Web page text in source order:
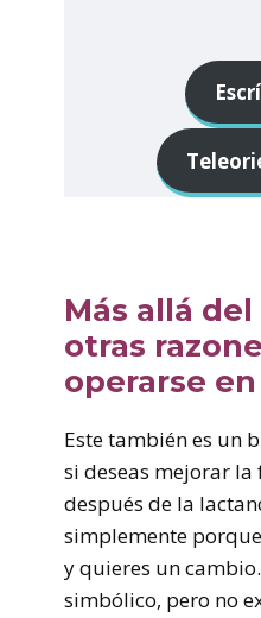
Más allá
otras
operarse
Este también es un
si deseas mejorar la
después de la
simplemente
y quieres un
simbólico, pero no